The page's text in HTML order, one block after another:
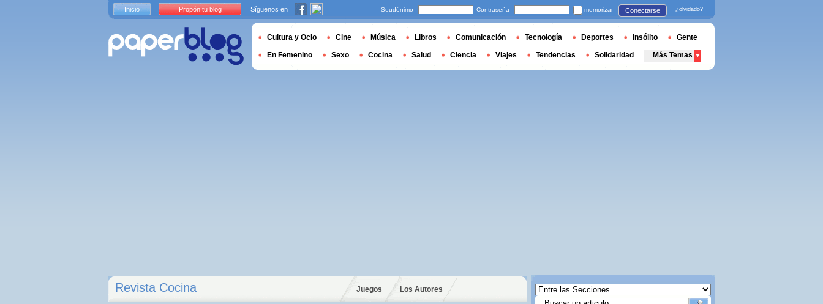
Revista Cocina Juegos Los Autores
Inicio Propón tu blog Síguenos en Seudónimo Contraseña memorizar Conectarse ¿olvidado?
Cultura y Ocio Cine Música Libros Comunicación Tecnología Deportes Insólito Gente
En Femenino Sexo Cocina Salud Ciencia Viajes Tendencias Solidaridad Más Temas